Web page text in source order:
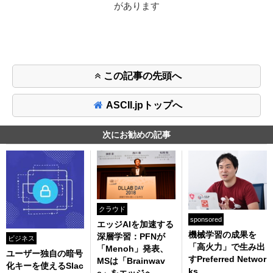
があります
この記事の先頭へ
ASCII.jpトップへ
次にお勧めの記事
ビジネス
ユーザー独自の暗号
化キーを使えるSlac
クラウド
エッジAIを加速する
深層学習：PFNが
「Menoh」発表、
MSは「Brainwav
sponsored
機械学習の成果を
「高火力」で生み出
すPreferred Networ